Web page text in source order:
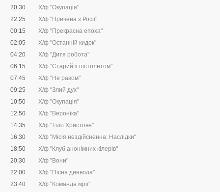
20:30
Х/ф "Окупація"
22:25
Х/ф "Нречена з Росії"
00:15
Х/ф "Прекрасна епоха"
02:05
Х/ф "Останній кидок"
04:20
Х/ф "Дитя робота"
06:15
Х/ф "Старий з пістолетом"
07:45
Х/ф "Не разом"
09:25
Х/ф "Злий дух"
10:50
Х/ф "Окупація"
12:50
Х/ф "Вероніка"
14:35
Х/ф "Тіло Христове"
16:30
Х/ф "Місія нездійсненна: Наслідки"
18:50
Х/ф "Клуб анонімних кілерів"
20:30
Х/ф "Вони"
22:00
Х/ф "Пісня диявола"
23:40
Х/ф "Команда мрії"